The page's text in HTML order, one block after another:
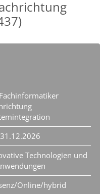
Technologien und
Online/hybrid